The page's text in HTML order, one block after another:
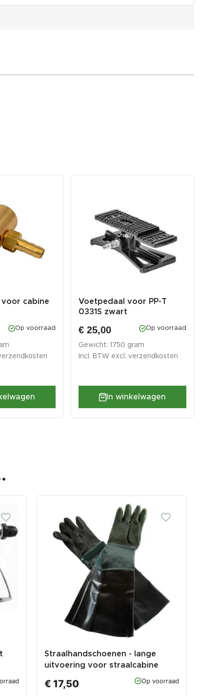
cabine
Op voorraad
Voetpedaal voor PP-T
0331S zwart
€ 25,00 Op voorraad
Gewicht: 1750 gram
Incl. BTW excl.verzendkosten
In winkelwagen
Straalhandschoenen - lange
uitvoering voor straalcabine
0007, 0008, 0140, 0154, 1314,
1333 en 1334
€ 17,50 Op voorraad